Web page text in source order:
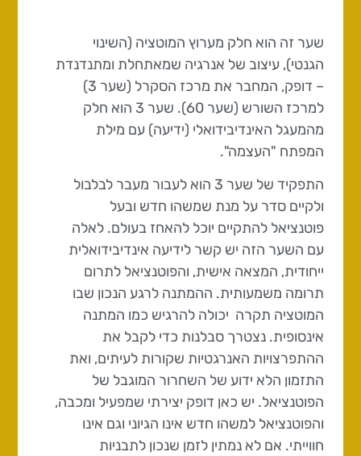
שער זה הוא חלק מערוץ המוטציה (השינוי
הגנטי), עיצוב של אנרגיה שמאתחלת ומתנדנדת
– דופק, המחבר את מרכז הסקרל (שער 3)
למרכז השורש (שער 60). שער 3 הוא חלק
מהמעגל האינדיבידואלי (ידיעה) עם מילת
המפתח "העצמה".
התפקיד של שער 3 הוא לעבור מעבר לבלבול
ולקיים סדר על מנת שמשהו חדש ובעל
פוטנציאל להתקיים יוכל להאחז בעולם. לאלה
עם השער הזה יש קשר לידיעה אינדיבידואלית
ייחודית, המצאה אישית, והפוטנציאל לתרום
תרומה משמעותית. ההמתנה לרגע הנכון שבו
המוטציה תקרה יכולה להרגיש כמו המתנה
אינסופית. נצטרך סבלנות כדי לקבל את
ההתפרצויות האנרגטיות שקורות לעיתים, ואת
התזמון הלא ידוע של השחרור המוגבל של
הפוטנציאל. יש כאן דופק יצירתי שמפעיל ומכבה,
והפוטנציאל למשהו חדש אינו הגיוני וגם אינו
חווייתי. אם לא נמתין לזמן שנכון לתבניות